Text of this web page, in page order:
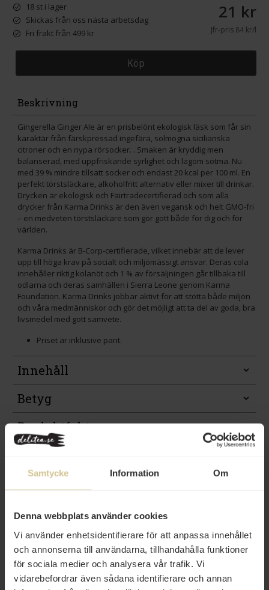
Samtycke Information Om
Denna webbplats använder cookies
Vi använder enhetsidentifierare för att anpassa innehållet
och annonserna till användarna, tillhandahålla funktioner
för sociala medier och analysera vår trafik. Vi
vidarebefordrar även sådana identifierare och annan
18 st i lager
Skickas från oss nästa arbetsdag
Fri frakt från 499 kr
21 kr
Jfr-pris84 kr/l
Köp
Beskrivning
Gingerella Ginger Ale är en prisbelönt ekologisk läsk som får sin
karaktär från färskpressad ingefära, solmogna sicilianska
citroner och en nypa rörsocker. . Smaken är kryddig men
balanserad, med uppfriskande syrlighet och lagom sötma. Nu
med 39 % mindre tillsatt socker och endast 20 kcal per 100 ml. En
perfekt törstsläckare, alkoholfritt alternativ eller mixer till drinkar.
Drycken är ekologisk och Fairtradecertifierad och som alla
drycker från Karma Drinks är den även vegansk och helt GMO-fri
– en medveten törstsläckare som gör gott både för dig och för
världen.
Karma Drinks är B-Corp-certifierade, vilket innebär att de lever
upp till höga krav på socialt och miljömässigt ansvar. Deras cola
innehåller riktig kolanöt och 1 % av försäljningen går tillbaka till
odlarna och deras samhällen i Sierra Leone genom Karma
Foundation. Karma Drinks jobbar aktivt för att stötta både miljön
och våra medmänniskor och gör det möjligt att ta del av goda, bra
livsmedel med gott samvete.
Priset är inklusive pant.
Innehåll
Betyg
Produktfakta
Från samma varumärke
Eko